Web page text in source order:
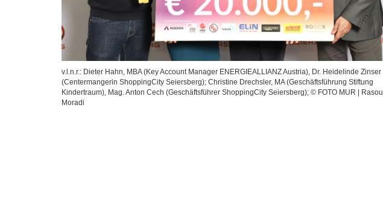
v.l.n.r.: Dieter Hahn, MBA (Key Account Manager ENERGIEALLIANZ Austria), Dr. Heidelinde Zinser
(Centermangerin ShoppingCity Seiersberg); Christine Drechsler, MA (Geschäftsführung Stiftung
Kindertraum), Mag. Anton Cech (Geschäftsführer ShoppingCity Seiersberg); © FOTO MUR | Rasoul
Moradi